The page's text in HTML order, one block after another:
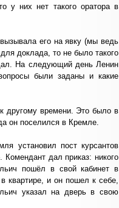
у них нет такого оратора в
его на явку (мы ведь
доклада, то не было такого
На следующий день Ленин
были заданы и какие
другому времени. Это было в
он поселился в Кремле.
установил пост курсантов
дал приказ: никого
пошёл в свой кабинет в
квартире, и он пошел к себе,
указал на дверь в свою